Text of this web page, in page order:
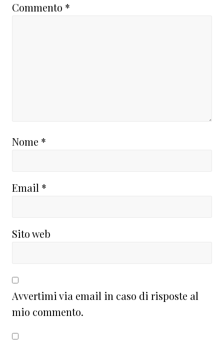
Commento *
Nome *
Email *
Sito web
Avvertimi via email in caso di risposte al
mio commento.